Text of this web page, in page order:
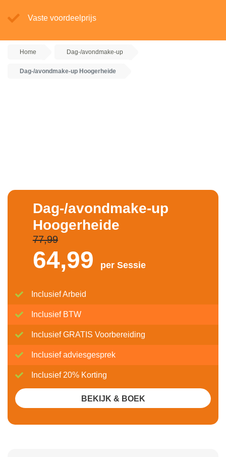
Vaste voordeelprijs
Home Dag-/avondmake-up
Dag-/avondmake-up Hoogerheide
Dag-/avondmake-up
Hoogerheide
77,99
64,99 per Sessie
Inclusief Arbeid
Inclusief BTW
Inclusief GRATIS Voorbereiding
Inclusief adviesgesprek
Inclusief 20% Korting
BEKIJK & BOEK